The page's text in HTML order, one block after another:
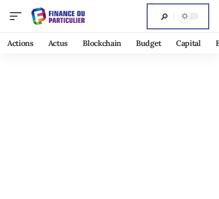
Actions Actus Blockchain Budget Capital